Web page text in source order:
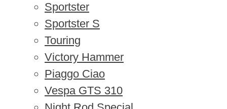
Sportster
Sportster S
Touring
Victory Hammer
Piaggo Ciao
Vespa GTS 310